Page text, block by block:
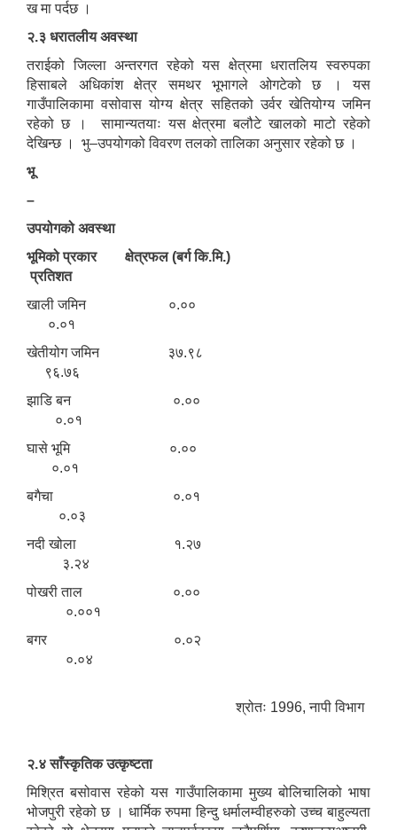
ख मा पर्दछ ।
२.३ धरातलीय अवस्था
तराईको जिल्ला अन्तरगत रहेको यस क्षेत्रमा धरातलिय स्वरुपका
हिसाबले अधिकांश क्षेत्र समथर भूभागले ओगटेको छ । यस
गाउँपालिकामा वसोवास योग्य क्षेत्र सहितको उर्वर खेतियोग्य जमिन
रहेको छ । सामान्यतयाः यस क्षेत्रमा बलौटे खालको माटो रहेको
देखिन्छ । भु–उपयोगको विवरण तलको तालिका अनुसार रहेको छ ।
भू
–
उपयोगको अवस्था
भूमिको प्रकार क्षेत्रफल (बर्ग कि.मि.)
प्रतिशत
खाली जमिन ०.००
०.०१
खेतीयोग जमिन ३७.९८
९६.७६
झाडि बन ०.००
०.०१
घासे भूमि ०.००
०.०१
बगैचा ०.०१
०.०३
नदी खोला १.२७
३.२४
पोखरी ताल ०.००
०.००१
बगर ०.०२
०.०४
श्रोतः 1996, नापी विभाग
२.४ साँस्कृतिक उत्कृष्टता
मिश्रित बसोवास रहेको यस गाउँपालिकामा मुख्य बोलिचालिको भाषा
भोजपुरी रहेको छ । धार्मिक रुपमा हिन्दु धर्मालम्वीहरुको उच्च बाहुल्यता